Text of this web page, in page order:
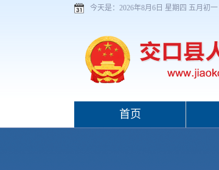
今天是： 2026年8月6日 星期四 五月初一
首页